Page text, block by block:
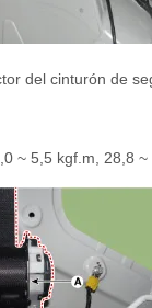
del cinturón de
~ 5,5 kgf.m, 28,8 ~